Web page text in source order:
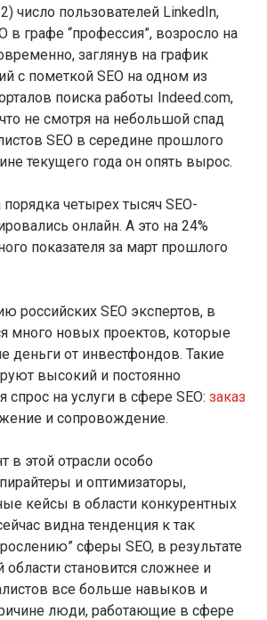
число пользователей LinkedIn,
в графе “профессия”, возросло на
заглянув на график
с пометкой SEO на одном из
поиска работы Indeed.com,
не смотря на небольшой спад
SEO в середине прошлого
текущего года он опять вырос.
четырех тысяч SEO-
онлайн. А это на 24%
показателя за март прошлого
российских SEO экспертов, в
много новых проектов, которые
деньги от инвестфондов. Такие
высокий и постоянно
на услуги в сфере SEO: заказ
и сопровождение.
этой отрасли особо
и оптимизаторы,
кейсы в области конкурентных
видна тенденция к так
сферы SEO, в результате
области становится сложнее и
все больше навыков и
люди, работающие в сфере